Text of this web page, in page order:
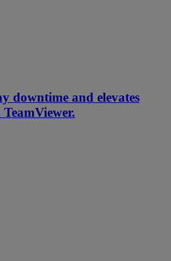
downtime and elevates